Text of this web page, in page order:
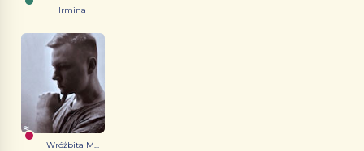
Irmina
Wróżbita M...